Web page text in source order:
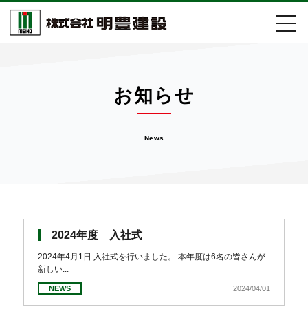
事業紹介
お知らせ
お知らせ
News
2024年度 入社式
2024年4月1日 入社式を行いました。 本年度は6名の皆さんが
新しい...
NEWS 2024/04/01